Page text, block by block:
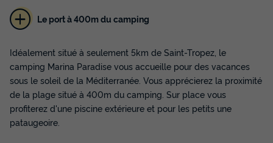
MOBILHOME 4 personnes - 2 chambres
Small Clim - Dim
Annulation gratuite
Surface
20m²
Adultes Chambres Salle de bain
Le port à 400m du camping
Idéalement situé à seulement 5km de Saint-Tropez, le
camping Marina Paradise vous accueille pour des vacances
sous le soleil de la Méditerranée. Vous apprécierez la proximité
de la plage situé à 400m du camping. Sur place vous
profiterez d'une piscine extérieure et pour les petits une
pataugeoire.